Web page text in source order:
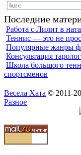
Последние
Работа с Лилит в
Теннис — это не
Популярные жанры
Консультация
Школа большого
спортсменов
Весела Хата © 2011-
Разное